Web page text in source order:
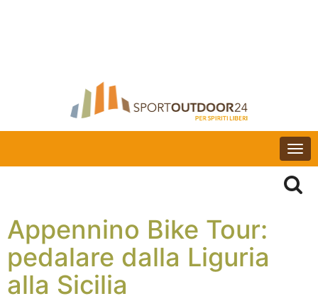
Appennino Bike Tour:
pedalare dalla Liguria
alla Sicilia